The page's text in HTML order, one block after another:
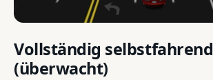
Vollständig selbstfahrend
(überwacht)